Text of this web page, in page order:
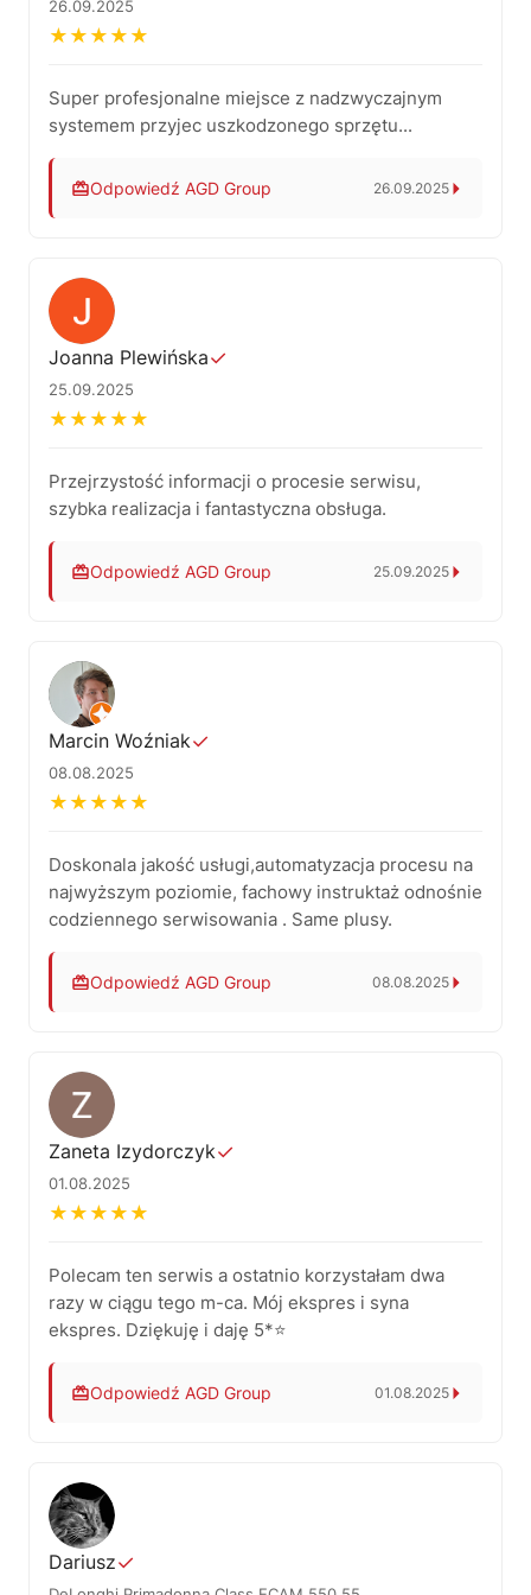
26.09.2025
★ ★ ★ ★ ★
Super profesjonalne miejsce z nadzwyczajnym
systemem przyjec uszkodzonego sprzętu...
Odpowiedź AGD Group 26.09.2025
rejestruje czas pracy technika i na tej podstawie
wylicza cenę, co daje pełną przejrzystość i
obiektywność kosztów. Proces jest prosty:
składasz zlecenie na ekranie w serwisie,
automatycznie otrzymujesz numer i
potwierdzenie, po diagnostyce wysyłamy zdjęcia
usterek i kosztorys e-mailem, akceptujesz
Pozdrawiamy serdecznie – AGD Group, serwis
Joanna Plewińska✓
25.09.2025
★ ★ ★ ★ ★
Przejrzystość informacji o procesie serwisu,
szybka realizacja i fantastyczna obsługa.
Odpowiedź AGD Group 25.09.2025
wysoki poziom obsługi. Cenimy Państwa zaufanie.
Z wyrazami szacunku – AGD Group, naprawa i
serwis ekspresów do kawy, Łódź.
Marcin Woźniak✓
08.08.2025
★ ★ ★ ★ ★
Doskonala jakość usługi,automatyzacja procesu na
najwyższym poziomie, fachowy instruktaż odnośnie
codziennego serwisowania . Same plusy.
Odpowiedź AGD Group 08.08.2025
podejście spełniły Pana oczekiwania. To dla nas
najlepsza motywacja do dalszej pracy.
Dziękujemy! AGD Group – Twój zaufany serwis
ekspresów do kawy w Łodzi.
Zaneta Izydorczyk✓
01.08.2025
★ ★ ★ ★ ★
Polecam ten serwis a ostatnio korzystałam dwa
razy w ciągu tego m-ca. Mój ekspres i syna
ekspres. Dziękuję i daję 5*⭐️
Odpowiedź AGD Group 01.08.2025
jesteśmy do dyspozycji.
Zespół AGD Group – serwis ekspresów do kawy w
Łodzi.
Dariusz✓